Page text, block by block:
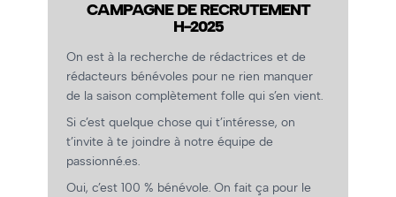
CAMPAGNE DE RECRUTEMENT
H-2025
On est à la recherche de rédactrices et de
rédacteurs bénévoles pour ne rien manquer
de la saison complètement folle qui s’en vient.
Si c’est quelque chose qui t’intéresse, on
t’invite à te joindre à notre équipe de
passionné.es.
Oui, c’est 100 % bénévole. On fait ça pour le